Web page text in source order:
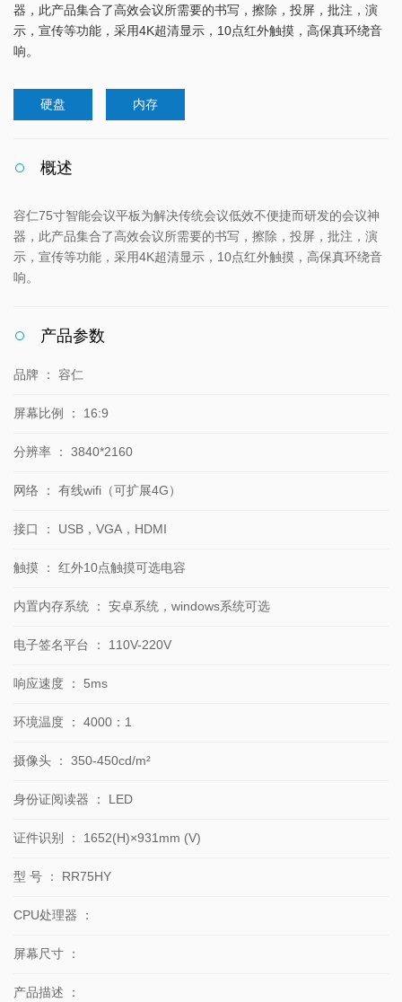
器，此产品集合了高效会议所需要的书写，擦除，投屏，批注，演
示，宣传等功能，采用4K超清显示，10点红外触摸，高保真环绕音
响。
硬盘 内存
概述
容仁75寸智能会议平板为解决传统会议低效不便捷而研发的会议神
器，此产品集合了高效会议所需要的书写，擦除，投屏，批注，演
示，宣传等功能，采用4K超清显示，10点红外触摸，高保真环绕音
响。
产品参数
品牌 ： 容仁
屏幕比例 ： 16:9
分辨率 ： 3840*2160
网络 ： 有线wifi（可扩展4G）
接口 ： USB，VGA，HDMI
触摸 ： 红外10点触摸可选电容
内置内存系统 ： 安卓系统，windows系统可选
电子签名平台 ： 110V-220V
响应速度 ： 5ms
环境温度 ： 4000：1
摄像头 ： 350-450cd/m²
身份证阅读器 ： LED
证件识别 ： 1652(H)×931mm (V)
型 号 ： RR75HY
CPU处理器 ：
屏幕尺寸 ：
产品描述 ：